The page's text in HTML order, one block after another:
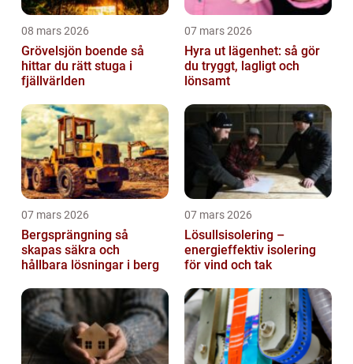
08 mars 2026
Grövelsjön boende så
hittar du rätt stuga i
fjällvärlden
07 mars 2026
Hyra ut lägenhet: så gör
du tryggt, lagligt och
lönsamt
07 mars 2026
Bergsprängning så
skapas säkra och
hållbara lösningar i berg
07 mars 2026
Lösullsisolering –
energieffektiv isolering
för vind och tak